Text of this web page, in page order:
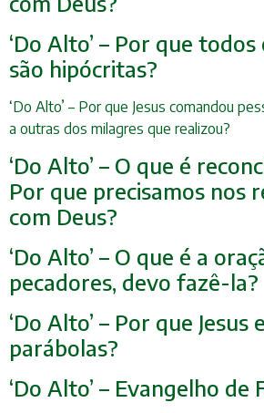
‘Do Alto’ – Por que
são hipócritas?
‘Do Alto’ – Por que Jesus comandou
a outras dos milagres que realizou?
‘Do Alto’ – O que é
Por que precisamos nos
com Deus?
‘Do Alto’ – O que é a
pecadores, devo fazê-la?
‘Do Alto’ – Por que Jesus
parábolas?
‘Do Alto’ – Evangelho de